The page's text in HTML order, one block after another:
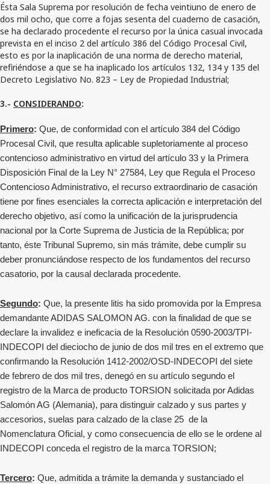
Ésta Sala Suprema por resolución de fecha veintiuno de enero de
dos mil ocho, que corre a fojas sesenta del cuaderno de casación,
se ha declarado procedente el recurso por la única casual invocada
prevista en el inciso 2 del artículo 386 del Código Procesal Civil,
esto es por la inaplicación de una norma de derecho material,
refiriéndose a que se ha inaplicado los artículos 132, 134 y 135 del
Decreto Legislativo No. 823 – Ley de Propiedad Industrial;
3.- CONSIDERANDO:
Primero: Que, de conformidad con el artículo 384 del Código
Procesal Civil, que resulta aplicable supletoriamente al proceso
contencioso administrativo en virtud del artículo 33 y la Primera
Disposición Final de la Ley N° 27584, Ley que Regula el Proceso
Contencioso Administrativo, el recurso extraordinario de casación
tiene por fines esenciales la correcta aplicación e interpretación del
derecho objetivo, así como la unificación de la jurisprudencia
nacional por la Corte Suprema de Justicia de la República; por
tanto, éste Tribunal Supremo, sin más trámite, debe cumplir su
deber pronunciándose respecto de los fundamentos del recurso
casatorio, por la causal declarada procedente.
Segundo: Que, la presente litis ha sido promovida por la Empresa
demandante ADIDAS SALOMON AG. con la finalidad de que se
declare la invalidez e ineficacia de la Resolución 0590-2003/TPI-
INDECOPI del dieciocho de junio de dos mil tres en el extremo que
confirmando la Resolución 1412-2002/OSD-INDECOPI del siete
de febrero de dos mil tres, denegó en su artículo segundo el
registro de la Marca de producto TORSION solicitada por Adidas
Salomón AG (Alemania), para distinguir calzado y sus partes y
accesorios, suelas para calzado de la clase 25 de la
Nomenclatura Oficial, y como consecuencia de ello se le ordene al
INDECOPI conceda el registro de la marca TORSION;
Tercero: Que, admitida a trámite la demanda y sustanciado el